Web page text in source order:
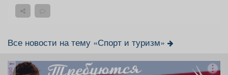
Все новости на тему «Спорт и туризм»